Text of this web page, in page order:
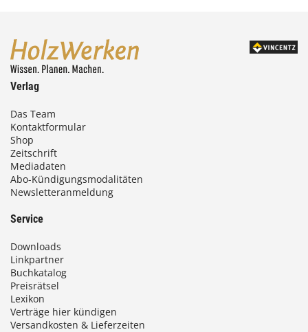
Verlag
Das Team
Kontaktformular
Shop
Zeitschrift
Mediadaten
Abo-Kündigungsmodalitäten
Newsletteranmeldung
Service
Downloads
Linkpartner
Buchkatalog
Preisrätsel
Lexikon
Verträge hier kündigen
Versandkosten & Lieferzeiten